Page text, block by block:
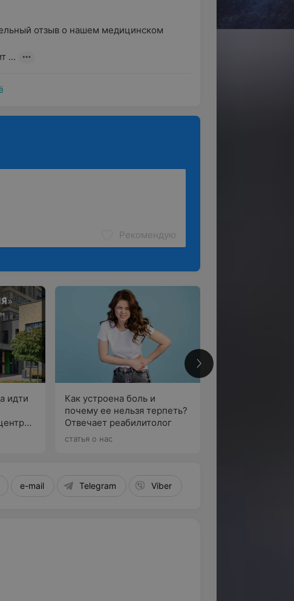
медикаментозных инъекций.
а также улучшить
активные точки;
отзыв о нашем медицинском
...
Рекомендую
идти
по
Как устроена боль и
почему ее нельзя терпеть?
Отвечает реабилитолог
статья о нас
e-mail Telegram Viber